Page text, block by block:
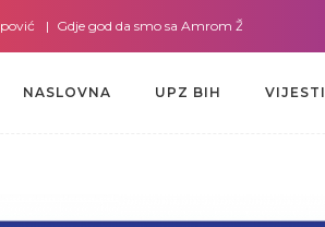
Gdje god da smo sa Amrom Žužić-Bećirbegović
NASLOVNA UPZ BIH VIJESTI
NASLOVNA UPZ BIH